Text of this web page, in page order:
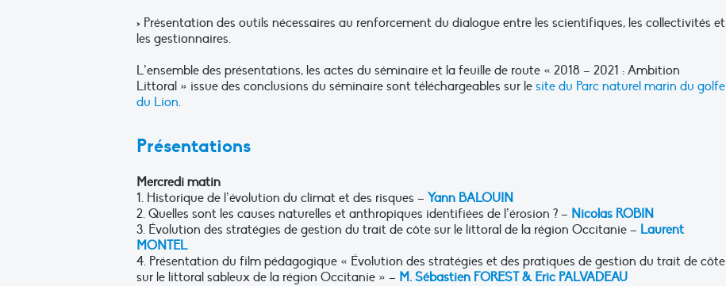
> Présentation des outils nécessaires au renforcement du dialogue entre les scientifiques, les collectivités et
les gestionnaires.
L’ensemble des présentations, les actes du séminaire et la feuille de route « 2018 – 2021 : Ambition
Littoral » issue des conclusions du séminaire sont téléchargeables sur le site du Parc naturel marin du golfe
du Lion.
Présentations
Mercredi matin
1. Historique de l’évolution du climat et des risques – Yann BALOUIN
2. Quelles sont les causes naturelles et anthropiques identifiées de l’érosion ? – Nicolas ROBIN
3. Évolution des stratégies de gestion du trait de côte sur le littoral de la région Occitanie – Laurent
MONTEL
4. Présentation du film pédagogique « Évolution des stratégies et des pratiques de gestion du trait de côte
sur le littoral sableux de la région Occitanie » – M. Sébastien FOREST & Eric PALVADEAU